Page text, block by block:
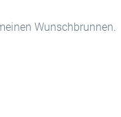
Wunschbrunnen.